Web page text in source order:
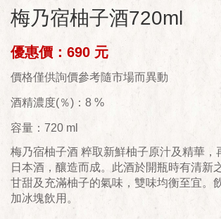
梅乃宿柚子酒720ml
優惠價：690 元
價格僅供詢價參考隨市場而異動
酒精濃度(％)：8 %
容量：720 ml
梅乃宿柚子酒 粹取新鮮柚子原汁及精華，
日本酒，釀造而成。此酒於開瓶時有清新
甘甜及充滿柚子的氣味，雙味均衡至宜。
加冰塊飲用。